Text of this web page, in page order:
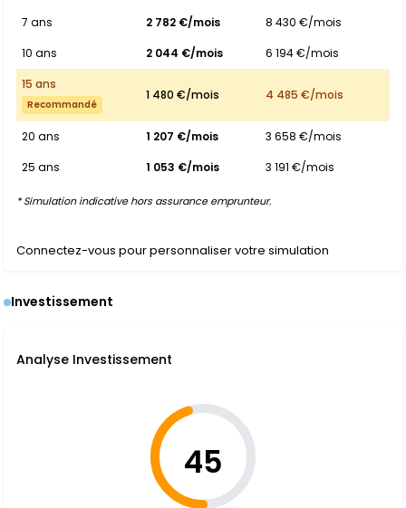
7 ans
2 782 €/mois
8 430 €/mois
10 ans
2 044 €/mois
6 194 €/mois
15 ans
Recommandé
1 480 €/mois 4 485 €/mois
20 ans 1 207 €/mois
3 658 €/mois
25 ans
1 053 €/mois 3 191 €/mois
* Simulation indicative hors assurance emprunteur.
Connectez-vous pour personnaliser votre simulation
Investissement
Analyse Investissement
45